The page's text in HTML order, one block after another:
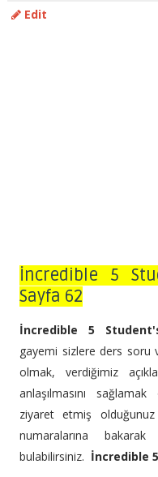
Edit
İncredible 5
Sayfa 62
İncredible 5
gayemi sizlere ders soru
olmak, verdiğimiz
anlaşılmasını
ziyaret etmiş
numaralarına bakarak
bulabilirsiniz. İncredible